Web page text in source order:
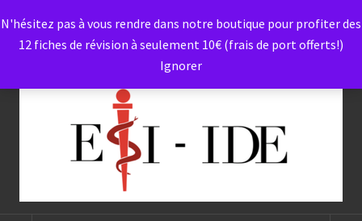
N'hésitez pas à vous rendre dans notre boutique pour profiter des
12 fiches de révision à seulement 10€ (frais de port offerts!)
Ignorer